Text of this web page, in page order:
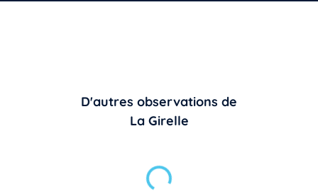
D'autres observations de
La Girelle